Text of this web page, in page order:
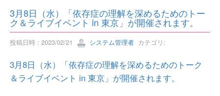
3月8日（水）「依存症の理解を深めるためのトー
ク＆ライブイベント in 東京」が開催されます。
投稿日時 : 2023/02/21 システム管理者 カテゴリ:
3月8日（水）「依存症の理解を深めるためのトーク
＆ライブイベント in 東京」が開催されます。